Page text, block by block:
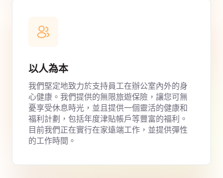
以人為本
我們堅定地致力於支持員工在辦公室內外的身
心健康。我們提供的無限旅遊保險，讓您可無
憂享受休息時光，並且提供一個靈活的健康和
福利計劃，包括年度津貼帳戶等豐富的福利。
目前我們正在實行在家遠端工作，並提供彈性
的工作時間。